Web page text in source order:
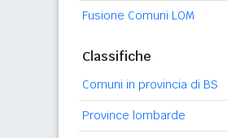
Fusione Comuni LOM
Classifiche
Comuni in provincia di BS
Province lombarde